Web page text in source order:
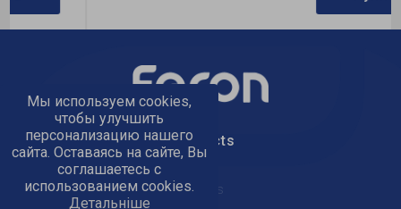
вывод кабеля
Применение:для помещения
text_kontacts
text_golov_ofis
Мы используем cookies,
чтобы улучшить
персонализацию нашего
сайта. Оставаясь на сайте, Вы
соглашаетесь с
использованием cookies.
Детальніше